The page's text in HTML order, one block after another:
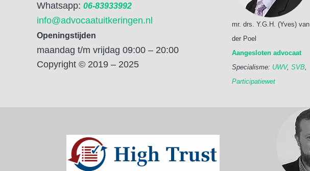
Whatsapp: 06-83933992
info@advocaatuitkeringen.nl
Openingstijden
maandag t/m vrijdag 09:00 – 20:00
Copyright © 2019 – 2025
mr. drs. Y.G.H. (Yves) van
der Poel
Aangesloten advocaat
Specialisme: UWV, SVB,
Participatiewet